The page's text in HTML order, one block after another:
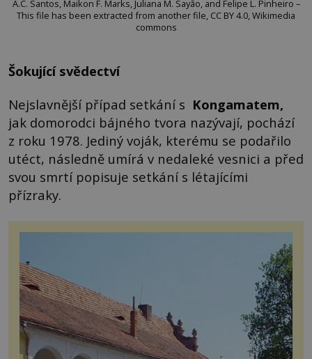
A.C. Santos, Maikon F. Marks, Juliana M. Sayão, and Felipe L. Pinheiro –
This file has been extracted from another file, CC BY 4.0, Wikimedia
commons
Šokující svědectví
Nejslavnější případ setkání s Kongamatem,
jak domorodci bájného tvora nazývají, pochází
z roku 1978. Jediný voják, kterému se podařilo
utéct, následně umírá v nedaleké vesnici a před
svou smrtí popisuje setkání s létajícími
přízraky.